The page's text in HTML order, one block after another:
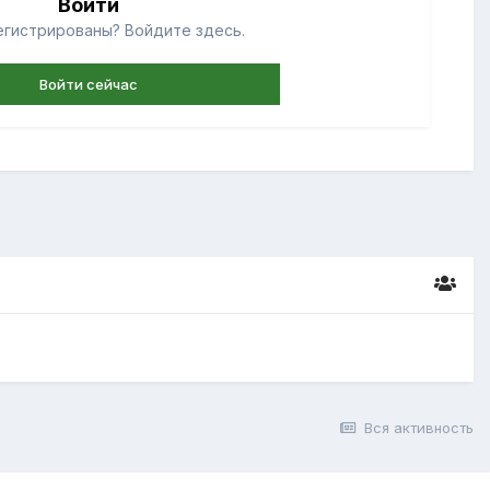
Войти
Войдите здесь.
Войти сейчас
Вся активность